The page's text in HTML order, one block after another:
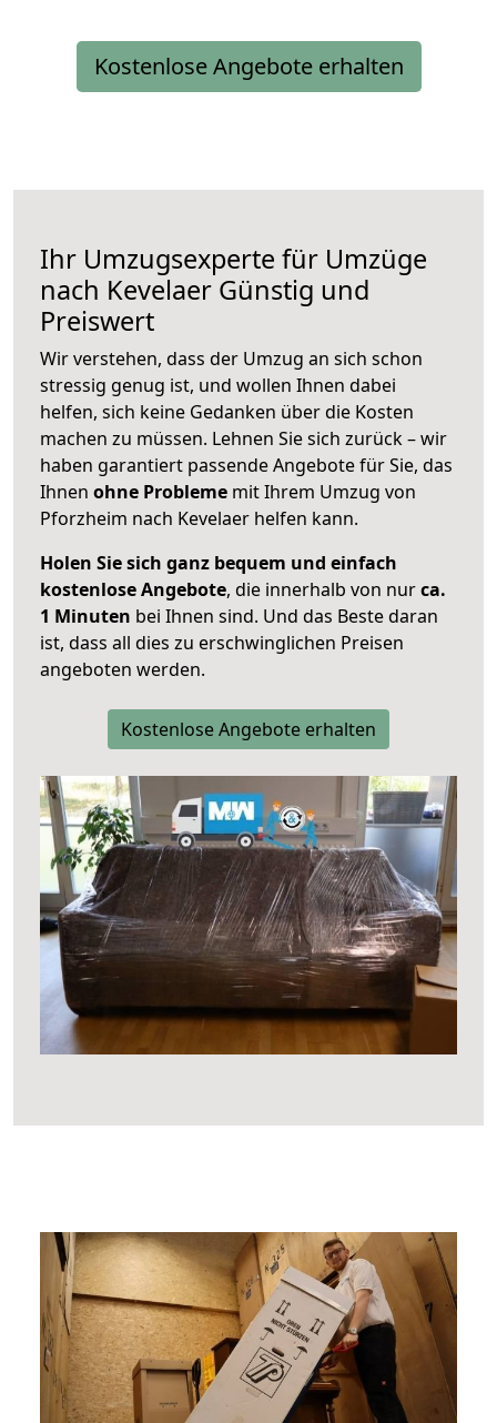
Kostenlose Angebote erhalten
Ihr Umzugsexperte für Umzüge
nach Kevelaer Günstig und
Preiswert
Wir verstehen, dass der Umzug an sich schon
stressig genug ist, und wollen Ihnen dabei
helfen, sich keine Gedanken über die Kosten
machen zu müssen. Lehnen Sie sich zurück – wir
haben garantiert passende Angebote für Sie, das
Ihnen ohne Probleme mit Ihrem Umzug von
Pforzheim nach Kevelaer helfen kann.
Holen Sie sich ganz bequem und einfach
kostenlose Angebote, die innerhalb von nurca.
1 Minuten bei Ihnen sind. Und das Beste daran
ist, dass all dies zu erschwinglichen Preisen
angeboten werden.
Kostenlose Angebote erhalten